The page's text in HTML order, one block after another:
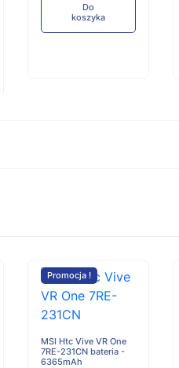
Do
koszyka
Promocja !
MSI Htc Vive VR One
7RE-231CN bateria -
6365mAh